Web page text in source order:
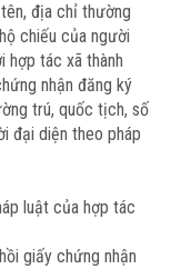
địa chỉ thường
chiếu của người
hợp tác xã thành
nhận đăng ký
trú, quốc tịch, số
đại diện theo pháp
luật của hợp tác
giấy chứng nhận